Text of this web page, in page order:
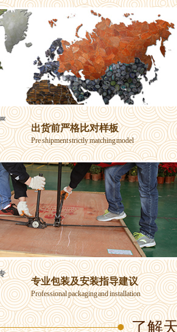
出货前严格比对样板
Pre shipment strictly matching model
专业包装及安装指导建议
Professional packaging and installation
了解